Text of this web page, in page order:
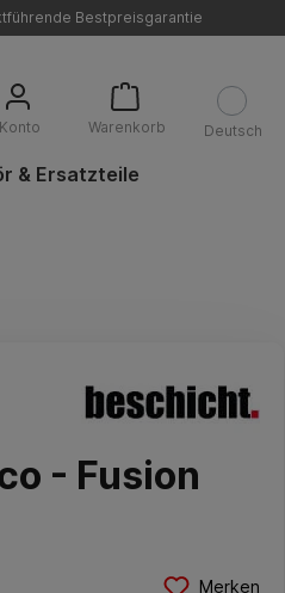
Bestpreisgarantie
Konto Warenkorb Deutsch
& Ersatzteile
- Fusion
Merken